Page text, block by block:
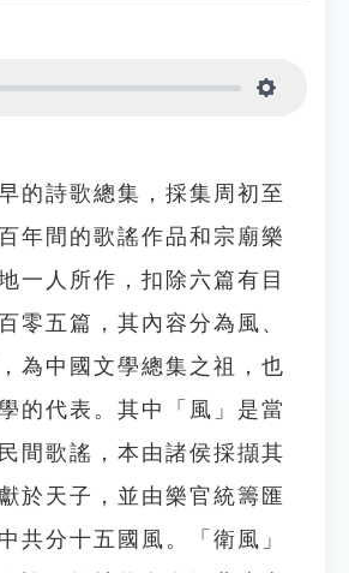
的詩歌總集，採集周初至
年間的歌謠作品和宗廟樂
一人所作，扣除六篇有目
零五篇，其內容分為風、
為中國文學總集之祖，也
的代表。其中「風」是當
間歌謠，本由諸侯採擷其
於天子，並由樂官統籌匯
共分十五國風。「衛風」